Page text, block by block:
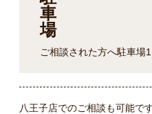
ご相談された方へ駐車場
八王子店でのご相談も可能です